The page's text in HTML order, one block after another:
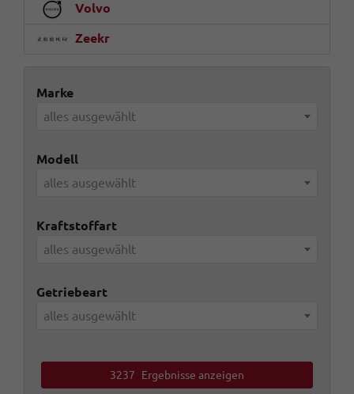
Volvo
Zeekr
Marke
alles ausgewählt
Modell
alles ausgewählt
Kraftstoffart
alles ausgewählt
Getriebeart
alles ausgewählt
3237 Ergebnisse anzeigen